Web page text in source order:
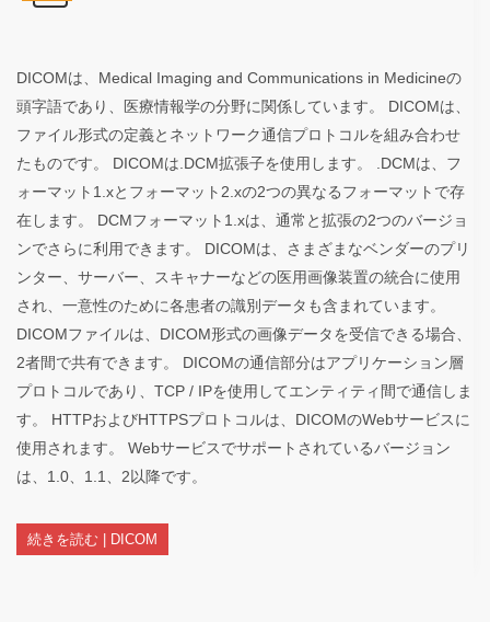
DICOMは、Medical Imaging and Communications in Medicineの
頭字語であり、医療情報学の分野に関係しています。 DICOMは、
ファイル形式の定義とネットワーク通信プロトコルを組み合わせ
たものです。 DICOMは.DCM拡張子を使用します。 .DCMは、フ
ォーマット1.xとフォーマット2.xの2つの異なるフォーマットで存
在します。 DCMフォーマット1.xは、通常と拡張の2つのバージョ
ンでさらに利用できます。 DICOMは、さまざまなベンダーのプリ
ンター、サーバー、スキャナーなどの医用画像装置の統合に使用
され、一意性のために各患者の識別データも含まれています。
DICOMファイルは、DICOM形式の画像データを受信できる場合、
2者間で共有できます。 DICOMの通信部分はアプリケーション層
プロトコルであり、TCP / IPを使用してエンティティ間で通信しま
す。 HTTPおよびHTTPSプロトコルは、DICOMのWebサービスに
使用されます。 Webサービスでサポートされているバージョン
は、1.0、1.1、2以降です。
続きを読む | DICOM